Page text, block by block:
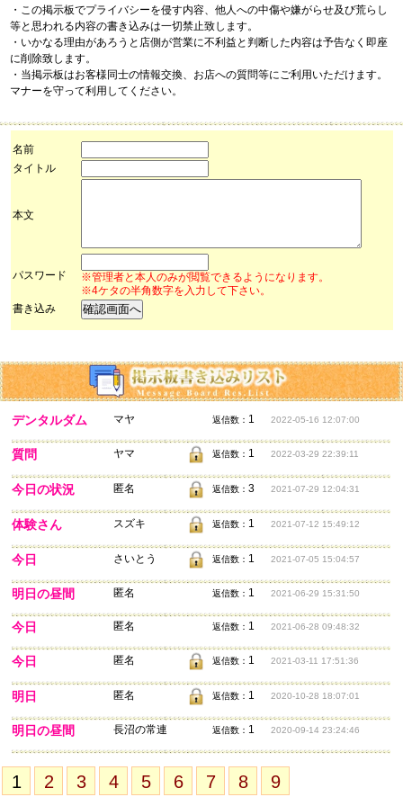
・この掲示板でプライバシーを侵す内容、他人への中傷や嫌がらせ及び荒らし
等と思われる内容の書き込みは一切禁止致します。
・いかなる理由があろうと店側が営業に不利益と判断した内容は予告なく即座
に削除致します。
・当掲示板はお客様同士の情報交換、お店への質問等にご利用いただけます。
マナーを守って利用してください。
名前
タイトル
本文
パスワード
※管理者と本人のみが閲覧できるようになります。
※4ケタの半角数字を入力して下さい。
書き込み
デンタルダム マヤ 返信数： 1 2022-05-16 12:07:00
質問 ヤマ 返信数： 1 2022-03-29 22:39:11
今日の状況 匿名 返信数：3 2021-07-29 12:04:31
体験さん スズキ 返信数： 1 2021-07-12 15:49:12
今日 さいとう 返信数： 1 2021-07-05 15:04:57
明日の昼間 匿名 返信数： 1 2021-06-29 15:31:50
今日 匿名 返信数： 1 2021-06-28 09:48:32
今日 匿名 返信数： 1 2021-03-11 17:51:36
明日 匿名 返信数： 1 2020-10-28 18:07:01
明日の昼間 長沼の常連 返信数： 1 2020-09-14 23:24:46
1 2 3 4 5 6 7 8 9